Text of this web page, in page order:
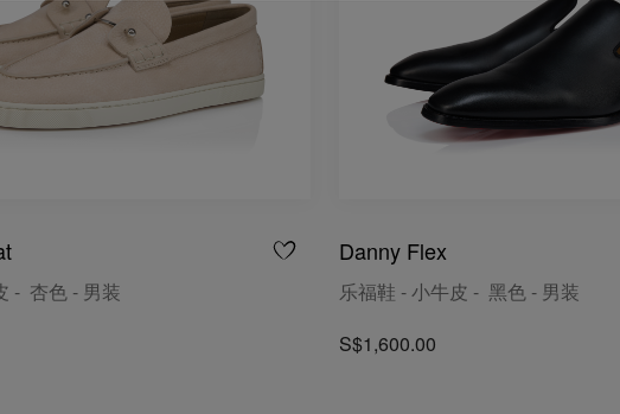
- 杏色 - 男装
Danny Flex
乐福鞋 - 小牛皮 - 黑色 - 男装
S$1,600.00